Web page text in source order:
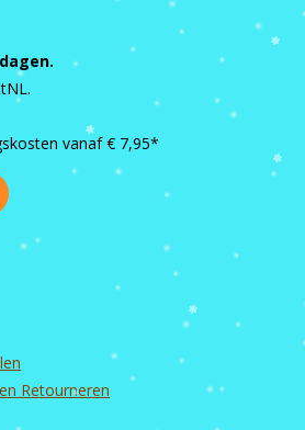
vanaf € 7,95*
Retourneren